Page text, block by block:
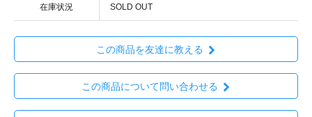
在庫状況 SOLD OUT
この商品を友達に教える
この商品について問い合わせる